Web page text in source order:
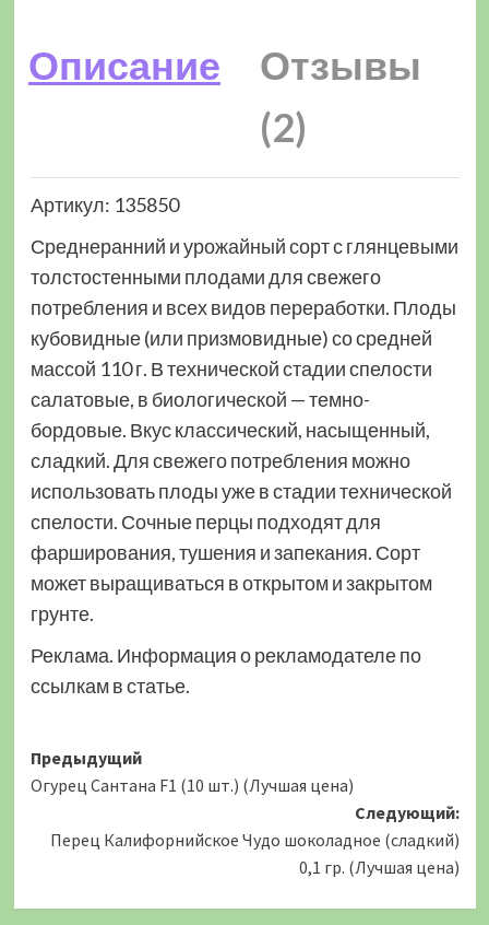
Описание
Отзывы
(2)
Артикул: 135850
Среднеранний и урожайный сорт с глянцевыми
толстостенными плодами для свежего
потребления и всех видов переработки. Плоды
кубовидные (или призмовидные) со средней
массой 110 г. В технической стадии спелости
салатовые, в биологической — темно-
бордовые. Вкус классический, насыщенный,
сладкий. Для свежего потребления можно
использовать плоды уже в стадии технической
спелости. Сочные перцы подходят для
фарширования, тушения и запекания. Сорт
может выращиваться в открытом и закрытом
грунте.
Реклама. Информация о рекламодателе по
ссылкам в статье.
Навигация
записи
Предыдущий
Огурец Сантана F1 (10 шт.) (Лучшая цена)
Следующий:
Перец Калифорнийское Чудо шоколадное (сладкий)
0,1 гр. (Лучшая цена)